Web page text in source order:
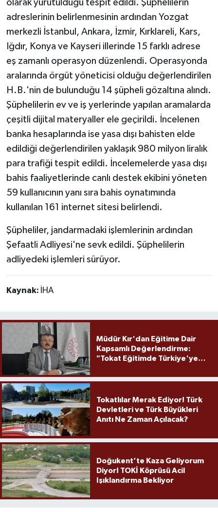
olarak yürütüldüğü tespit edildi. Şüphelilerin
adreslerinin belirlenmesinin ardından Yozgat
merkezli İstanbul, Ankara, İzmir, Kırklareli, Kars,
Iğdır, Konya ve Kayseri illerinde 15 farklı adrese
eş zamanlı operasyon düzenlendi. Operasyonda
aralarında örgüt yöneticisi olduğu değerlendirilen
H.B.'nin de bulunduğu 14 şüpheli gözaltına alındı.
Şüphelilerin ev ve iş yerlerinde yapılan aramalarda
çeşitli dijital materyaller ele geçirildi. İncelenen
banka hesaplarında ise yasa dışı bahisten elde
edildiği değerlendirilen yaklaşık 980 milyon liralık
para trafiği tespit edildi. İncelemelerde yasa dışı
bahis faaliyetlerinde canlı destek ekibini yöneten
59 kullanıcının yanı sıra bahis oynatımında
kullanılan 161 internet sitesi belirlendi.
Şüpheliler, jandarmadaki işlemlerinin ardından
Şefaatli Adliyesi'ne sevk edildi. Şüphelilerin
adliyedeki işlemleri sürüyor.
Kaynak: İHA
Müdür Kır'dan Eğitime Dair
Kapsamlı Değerlendirme:
"Tokat Eğitimde Türkiye'ye
Tokatlılar Merak Ediyor! Türk
Devletleri ve Türk Büyükleri
Anıtı Ne Zaman Açılacak?
Doğukent’te Kaza Geliyorum
Diyor! TOKİ Köprüsü Acil
Işıklandırma Bekliyor